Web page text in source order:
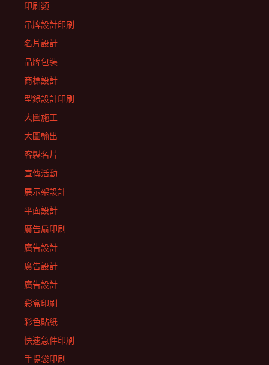
印刷類
吊牌設計印刷
名片設計
品牌包裝
商標設計
型錄設計印刷
大圖施工
大圖輸出
客製名片
宣傳活動
展示架設計
平面設計
廣告扇印刷
廣告設計
廣告設計
廣告設計
彩盒印刷
彩色貼紙
快速急件印刷
手提袋印刷